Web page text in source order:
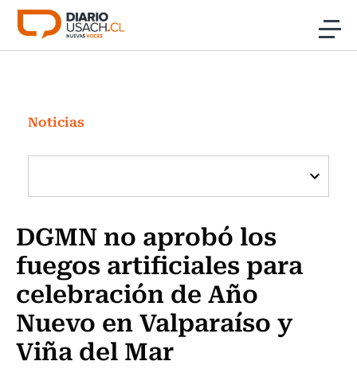
Click acá para ir directamente al contenido
Investigación
Cultura
Programas Radio y TV Usach
Noticias
DGMN no aprobó los
fuegos artificiales para
celebración de Año
Nuevo en Valparaíso y
Viña del Mar